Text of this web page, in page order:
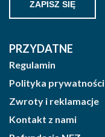
PRZYDATNE
Regulamin
Polityka prywatności
Zwroty i reklamacje
Kontakt z nami